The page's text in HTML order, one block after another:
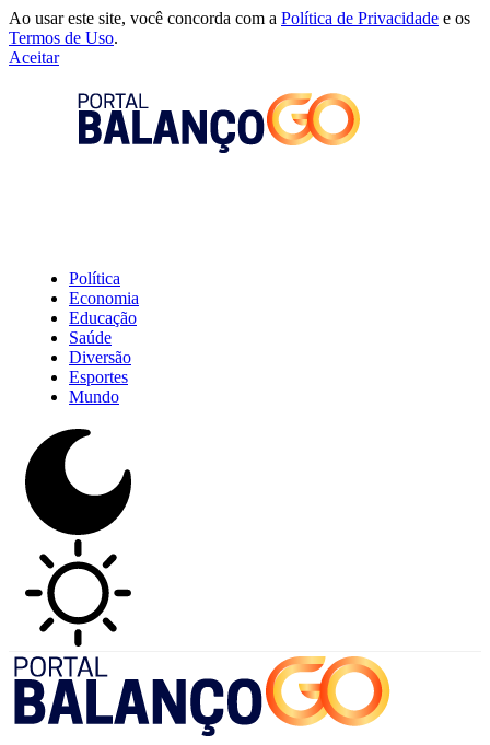
Ao usar este site, você concorda com a Política de Privacidade e os
Termos de Uso.
Aceitar
Política
Economia
Educação
Saúde
Diversão
Esportes
Mundo